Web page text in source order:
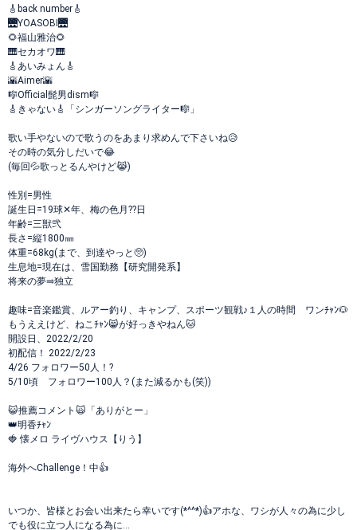
🎸back number🎸
🌉YOASOBI🌉
🌻福山雅治🌻
🎹セカオワ🎹
🎸あいみょん🎸
🌇Aimer🌇
🎼Official髭男dism🎼
🎸きゃない🎸「シンガーソングライター🎼」
歌い手やないので歌うのをあまり求めんで下さいね😥
その時の気分しだいで😂
(毎回💦歌っとるんやけど😹)
性別=男性
誕生日=19球✕年、梅の色月??日
年齢=三獣弐
長さ=縦1800㎜
体重=68kg(まで、到達やっと🥺)
生息地=現在は、雪国勤務【研究開発系】
将来の夢⥤独立
趣味=音楽鑑賞、ルアー釣り、キャンプ、スポーツ観戦♪１人の時間 ワンﾁｬﾝ🐶
もうええけど、ねこﾁｬﾝ😸が好っきやねん🐱
開設日、2022/2/20
初配信！ 2022/2/23
4/26 フォロワー50人！?
5/10頃 フォロワー100人？(また減るかも(笑))
😺推薦コメント🙀「ありがとー」
👑明香ﾁｬﾝ
🍓 懐メロ ライヴハウス【りう】
海外へChallenge！中👍
いつか、皆様とお会い出来たら幸いです(*^^*)👍アホな、ワシが人々の為に少し
でも役に立つ人になる為に…